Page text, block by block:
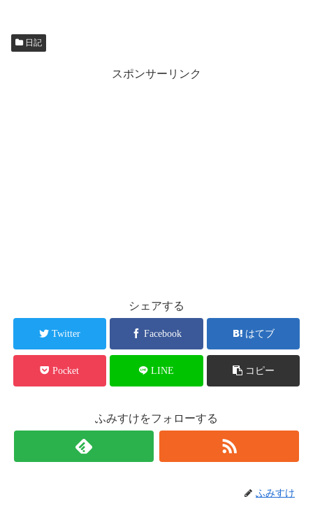
日記
スポンサーリンク
シェアする
Twitter Facebook はてブ
Pocket LINE コピー
ふみすけをフォローする
ふみすけ